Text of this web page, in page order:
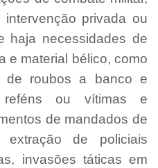
privada ou
haja necessidades de
e material bélico, como
de roubos a banco e
reféns ou vítimas e
de mandados de
de policiais
invasões táticas em